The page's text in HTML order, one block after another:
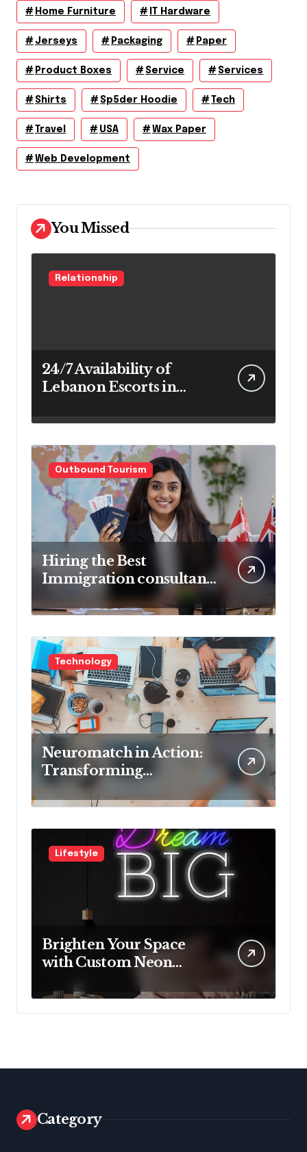
Home Furniture IT Hardware
Jerseys Packaging Paper
Product Boxes Service Services
Shirts Sp5der Hoodie Tech
Travel USA Wax Paper
Web Development
You Missed
Relationship
24/7 Availability of
Lebanon Escorts in
Convenience
Outbound Tourism
Hiring the Best
Immigration consultant
in Delhi in 2025! Pros &
Cons
Technology
Neuromatch in Action:
Transforming
Neurological Health
with Innovative
Solutions
Lifestyle
Brighten Your Space
with Custom Neon
Mantra
Category